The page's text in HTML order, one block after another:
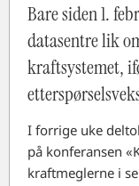
Bare siden 1.
datasentre lik
kraftsystemet,
I forrige uke
på konferansen
kraftmeglerne i